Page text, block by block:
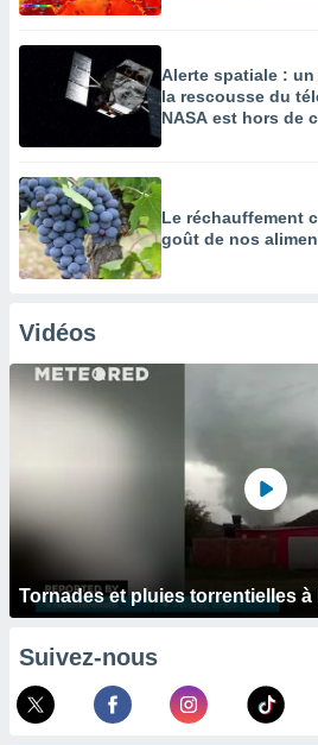
Alerte spatiale :
la rescousse du
NASA est hors de
Le réchauffement
goût de nos
Vidéos
Tornades et pluies torrentielles à
Suivez-nous